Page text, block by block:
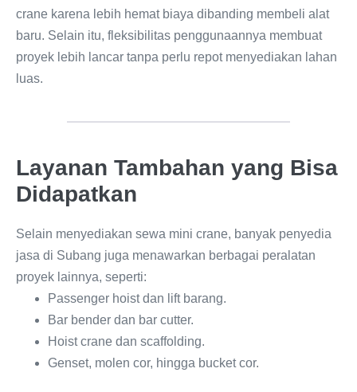
crane karena lebih hemat biaya dibanding membeli alat
baru. Selain itu, fleksibilitas penggunaannya membuat
proyek lebih lancar tanpa perlu repot menyediakan lahan
luas.
Layanan Tambahan yang Bisa
Didapatkan
Selain menyediakan sewa mini crane, banyak penyedia
jasa di Subang juga menawarkan berbagai peralatan
proyek lainnya, seperti:
Passenger hoist dan lift barang.
Bar bender dan bar cutter.
Hoist crane dan scaffolding.
Genset, molen cor, hingga bucket cor.